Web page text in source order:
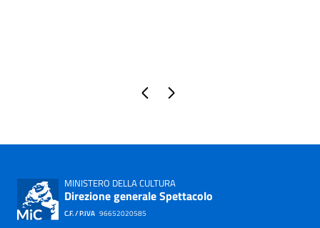
Pagina precedente
MINISTERO DELLA CULTURA
Direzione generale Spettacolo
C.F. / P.IVA 96652020585